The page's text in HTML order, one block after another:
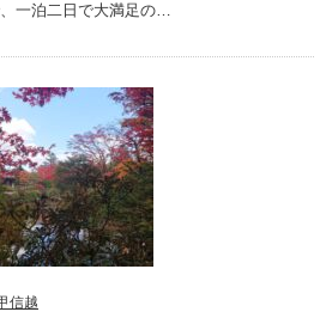
一泊二日で大満足の…
信越